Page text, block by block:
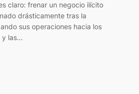
claro: frenar un negocio ilícito
drásticamente tras la
sus operaciones hacia los
y las…